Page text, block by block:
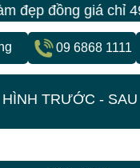
giá chỉ 499K
09 6868 1111
HÌNH TRƯỚC - SAU